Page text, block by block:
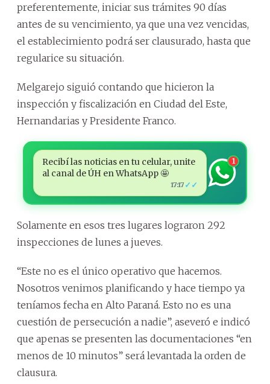
preferentemente, iniciar sus trámites 90 días
antes de su vencimiento, ya que una vez vencidas,
el establecimiento podrá ser clausurado, hasta que
regularice su situación.
Melgarejo siguió contando que hicieron la
inspección y fiscalización en Ciudad del Este,
Hernandarias y Presidente Franco.
Recibí las noticias en tu celular, unite
al canal de ÚH en WhatsApp 🤩
17:17 ✓✓
1
Solamente en esos tres lugares lograron 292
inspecciones de lunes a jueves.
“Este no es el único operativo que hacemos.
Nosotros venimos planificando y hace tiempo ya
teníamos fecha en Alto Paraná. Esto no es una
cuestión de persecución a nadie”, aseveró e indicó
que apenas se presenten las documentaciones “en
menos de 10 minutos” será levantada la orden de
clausura.